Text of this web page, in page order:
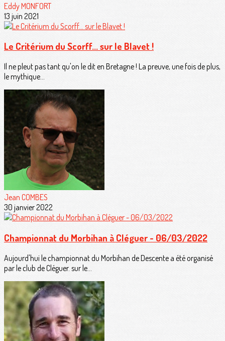
Eddy MONFORT
13 juin 2021
Le Critérium du Scorff... sur le Blavet !
Il ne pleut pas tant qu'on le dit en Bretagne ! La preuve, une fois de plus,
le mythique...
Jean COMBES
30 janvier 2022
Championnat du Morbihan à Cléguer - 06/03/2022
Aujourd'hui le championnat du Morbihan de Descente a été organisé
par le club de Cléguer. sur le...